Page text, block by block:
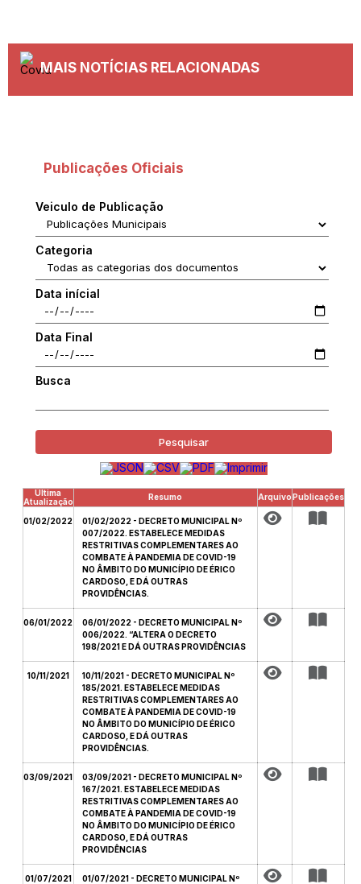
MAIS NOTÍCIAS RELACIONADAS
Publicações Oficiais
Veiculo de Publicação
Categoria
Data inícial
Data Final
Busca
Pesquisar
Última
Atualização
Resumo ArquivoPublicações
01/02/2022
01/02/2022 - DECRETO MUNICIPAL Nº
007/2022. ESTABELECE MEDIDAS
RESTRITIVAS COMPLEMENTARES AO
COMBATE À PANDEMIA DE COVID-19
NO ÂMBITO DO MUNICÍPIO DE ÉRICO
CARDOSO, E DÁ OUTRAS
PROVIDÊNCIAS.
06/01/2022
06/01/2022 - DECRETO MUNICIPAL Nº
006/2022. “ALTERA O DECRETO
198/2021 E DÁ OUTRAS PROVIDÊNCIAS
10/11/2021
10/11/2021 - DECRETO MUNICIPAL Nº
185/2021. ESTABELECE MEDIDAS
RESTRITIVAS COMPLEMENTARES AO
COMBATE À PANDEMIA DE COVID-19
NO ÂMBITO DO MUNICÍPIO DE ÉRICO
CARDOSO, E DÁ OUTRAS
PROVIDÊNCIAS.
03/09/2021
03/09/2021 - DECRETO MUNICIPAL Nº
167/2021. ESTABELECE MEDIDAS
RESTRITIVAS COMPLEMENTARES AO
COMBATE À PANDEMIA DE COVID-19
NO ÂMBITO DO MUNICÍPIO DE ÉRICO
CARDOSO, E DÁ OUTRAS
PROVIDÊNCIAS
01/07/2021
01/07/2021 - DECRETO MUNICIPAL Nº